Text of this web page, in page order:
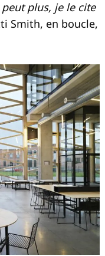
plus, je le cite
Smith, en boucle,